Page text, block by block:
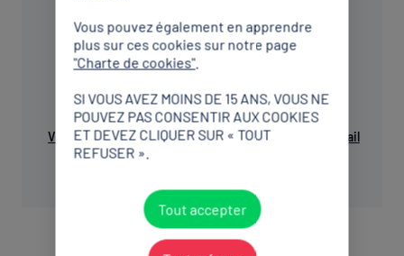
Comité Départemental Olympique et Sportif
Cher
Voir sur le plan 0248243122 Envoyer un mail
Vous pouvez également en apprendre
plus sur ces cookies sur notre page
"Charte de cookies".
SI VOUS AVEZ MOINS DE 15 ANS, VOUS NE
POUVEZ PAS CONSENTIR AUX COOKIES
ET DEVEZ CLIQUER SUR « TOUT
REFUSER ».
Tout accepter